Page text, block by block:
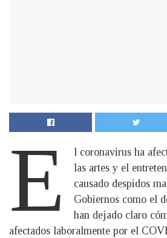
E
l coronavirus ha
las artes y el
causado despidos
Gobiernos como el
han dejado claro
afectados laboralmente por el